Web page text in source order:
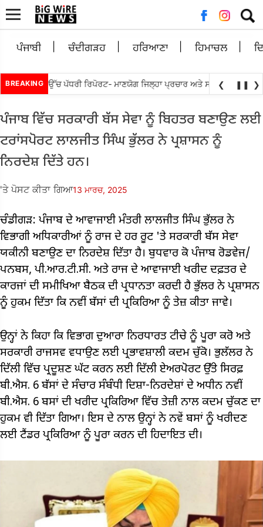
ਲਈ
ਖੋਜ:
ਪੰਜਾਬੀ ਚੰਦੀਗੜਹ ਹਰਿਆਣਾ ਹਿਮਾਚਲ
BREAKING
ਨੂੰ ਲੋਕ ਉੱਚ ਪੱਧਰੀ ਰਿਪੋਰਟ- ਮਾਣਯੋਗ ਜਿਲ੍ਹਾ ਪ੍ਰਚਾਰ ਅਤੇ ਸਮਾਗਮ
❮ ❚❚ ❯
ਪੰਜਾਬ ਵਿੱਚ ਸਰਕਾਰੀ ਬੱਸ ਸੇਵਾ ਨੂੰ ਬਿਹਤਰ ਬਣਾਉਣ ਲਈ
ਟਰਾਂਸਪੋਰਟ ਲਾਲਜੀਤ ਸਿੰਘ ਭੁੱਲਰ ਨੇ ਪ੍ਰਸ਼ਾਸਨ ਨੂੰ
ਨਿਰਦੇਸ਼ ਦਿੱਤੇ ਹਨ।
'ਤੇ ਪੋਸਟ ਕੀਤਾ ਗਿਆ13 ਮਾਰਚ, 2025
ਚੰਡੀਗੜ: ਪੰਜਾਬ ਦੇ ਆਵਾਜਾਈ ਮੰਤਰੀ ਲਾਲਜੀਤ ਸਿੰਘ ਭੁੱਲਰ ਨੇ
ਵਿਭਾਗੀ ਅਧਿਕਾਰੀਆਂ ਨੂੰ ਰਾਜ ਦੇ ਹਰ ਰੂਟ 'ਤੇ ਸਰਕਾਰੀ ਬੱਸ ਸੇਵਾ
ਯਕੀਨੀ ਬਣਾਉਣ ਦਾ ਨਿਰਦੇਸ਼ ਦਿੱਤਾ ਹੈ। ਬੁਧਵਾਰ ਕੋ ਪੰਜਾਬ ਰੋਡਵੇਜ/
ਪਨਬਸ, ਪੀ.ਆਰ.ਟੀ.ਸੀ. ਅਤੇ ਰਾਜ ਦੇ ਆਵਾਜਾਈ ਖਰੀਦ ਦਫ਼ਤਰ ਦੇ
ਕਾਰਜਾਂ ਦੀ ਸਮੀਖਿਆ ਬੈਠਕ ਦੀ ਪ੍ਰਧਾਨਤਾ ਕਰਦੀ ਹੈ ਭੁੱਲਰ ਨੇ ਪ੍ਰਸ਼ਾਸਨ
ਨੂੰ ਹੁਕਮ ਦਿੱਤਾ ਕਿ ਨਵੀਂ ਬੱਸਾਂ ਦੀ ਪ੍ਰਕਿਰਿਆ ਨੂੰ ਤੇਜ਼ ਕੀਤਾ ਜਾਵੇ।
ਉਨ੍ਹਾਂ ਨੇ ਕਿਹਾ ਕਿ ਵਿਭਾਗ ਦੁਆਰਾ ਨਿਰਧਾਰਤ ਟੀਚੇ ਨੂੰ ਪੂਰਾ ਕਰੋ ਅਤੇ
ਸਰਕਾਰੀ ਰਾਜਸਵ ਵਧਾਉਣ ਲਈ ਪ੍ਰਭਾਵਸ਼ਾਲੀ ਕਦਮ ਚੁੱਕੋ। ਭੁਲੱਲਰ ਨੇ
ਦਿੱਲੀ ਵਿੱਚ ਪ੍ਰਦੂਸ਼ਣ ਘੱਟ ਕਰਨ ਲਈ ਦਿੱਲੀ ਏਅਰਪੋਰਟ ਉੱਤੇ ਸਿਰਫ਼
ਬੀ.ਐਸ. 6 ਬੱਸਾਂ ਦੇ ਸੰਚਾਰ ਸੰਬੰਧੀ ਦਿਸ਼ਾ-ਨਿਰਦੇਸ਼ਾਂ ਦੇ ਅਧੀਨ ਨਵੀਂ
ਬੀ.ਐਸ. 6 ਬਸਾਂ ਦੀ ਖਰੀਦ ਪ੍ਰਕਿਰਿਆ ਵਿੱਚ ਤੇਜ਼ੀ ਨਾਲ ਕਦਮ ਚੁੱਕਣ ਦਾ
ਹੁਕਮ ਵੀ ਦਿੱਤਾ ਗਿਆ। ਇਸ ਦੇ ਨਾਲ ਉਨ੍ਹਾਂ ਨੇ ਨਵੇਂ ਬਸਾਂ ਨੂੰ ਖਰੀਦਣ
ਲਈ ਟੈਂਡਰ ਪ੍ਰਕਿਰਿਆ ਨੂੰ ਪੂਰਾ ਕਰਨ ਦੀ ਹਿਦਾਇਤ ਦੀ।